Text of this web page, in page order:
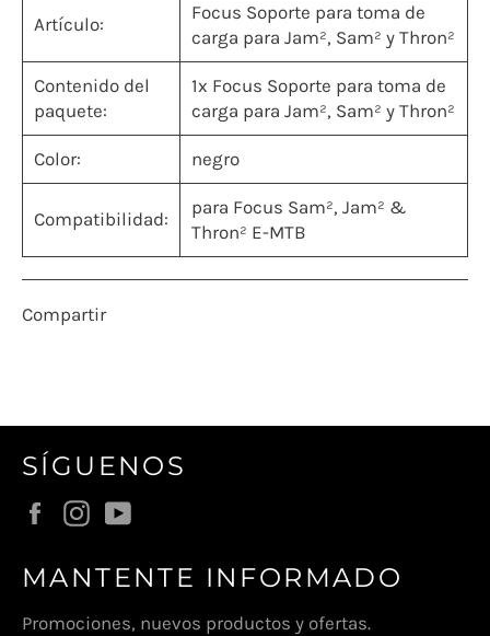
Artículo:
Focus Soporte para toma de
carga para Jam², Sam² y Thron²
Contenido del
paquete:
1x Focus Soporte para toma de
carga para Jam², Sam² y Thron²
Color: negro
Compatibilidad:
para Focus Sam², Jam² &
Thron² E-MTB
Compartir
SÍGUENOS
FacebookInstagram
MANTENTE INFORMADO
Promociones, nuevos productos y ofertas.